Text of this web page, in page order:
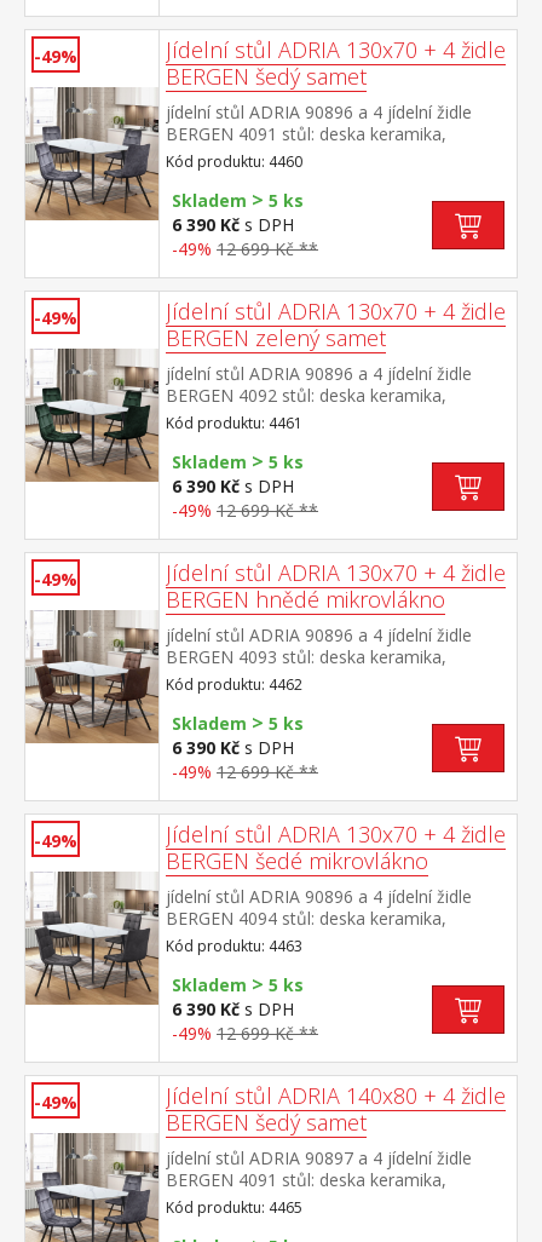
-49%
Jídelní stůl ADRIA 130x70 + 4 židle
BERGEN šedý samet
jídelní stůl ADRIA 90896 a 4 jídelní židle
BERGEN 4091 stůl: deska keramika,
barevné provedení imitace
mramoru kovová konstrukce, barevné
provedení černá židle: sametový potah,
barevné provedení šedá kovová konstrukce,
barevné provedení černá výška sedu židle
cm rozměr židle (š/h/v) 45 × 53 × 88 cm
Kód produktu: 4460
Skladem > 5 ks
6 390 Kč s DPH
-49% 12 699 Kč **
-49%
Jídelní stůl ADRIA 130x70 + 4 židle
BERGEN zelený samet
jídelní stůl ADRIA 90896 a 4 jídelní židle
BERGEN 4092 stůl: deska keramika,
barevné provedení imitace
mramoru kovová konstrukce, barevné
provedení černá židle: sametový potah,
barevné provedení zelená kovová
konstrukce, barevné provedení černá výška
70 × 75 cm rozměr židle (š/h/v) 45 × 53 × 88
cm
Kód produktu: 4461
Skladem > 5 ks
6 390 Kč s DPH
-49% 12 699 Kč **
-49%
Jídelní stůl ADRIA 130x70 + 4 židle
BERGEN hnědé mikrovlákno
jídelní stůl ADRIA 90896 a 4 jídelní židle
BERGEN 4093 stůl: deska keramika,
barevné provedení imitace
mramoru kovová konstrukce, barevné
provedení černá židle: potah broušená kůže
– imitace mikrovlákno, barevné provedení
hnědá kovová konstrukce, barevné
cm rozměr stolu (š/h/v) 130 × 70 × 75
cm rozměr židle (š/h/v) 45 × 53 × 88 cm
Kód produktu: 4462
Skladem > 5 ks
6 390 Kč s DPH
-49% 12 699 Kč **
-49%
Jídelní stůl ADRIA 130x70 + 4 židle
BERGEN šedé mikrovlákno
jídelní stůl ADRIA 90896 a 4 jídelní židle
BERGEN 4094 stůl: deska keramika,
barevné provedení imitace
mramoru kovová konstrukce, barevné
provedení černá židle: potah broušená kůže
– imitace mikrovlákno, barevné provedení
antracitová kovová konstrukce, barevné
cm rozměr stolu (š/h/v) 130 × 70 × 75
cm rozměr židle (š/h/v) 45 × 53 × 88 cm
Kód produktu: 4463
Skladem > 5 ks
6 390 Kč s DPH
-49% 12 699 Kč **
-49%
Jídelní stůl ADRIA 140x80 + 4 židle
BERGEN šedý samet
jídelní stůl ADRIA 90897 a 4 jídelní židle
BERGEN 4091 stůl: deska keramika,
barevné provedení imitace
mramoru kovová konstrukce, barevné
Kód produktu: 4465